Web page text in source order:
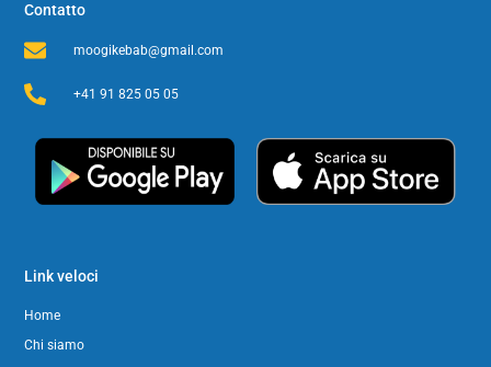
Contatto
moogikebab@gmail.com
+41 91 825 05 05
Link veloci
Home
Chi siamo